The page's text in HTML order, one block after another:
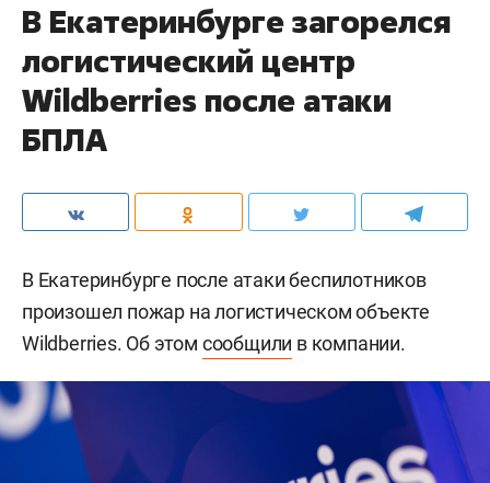
В Екатеринбурге загорелся
логистический центр
Wildberries после атаки
БПЛА
В Екатеринбурге после атаки беспилотников
произошел пожар на логистическом объекте
Wildberries. Об этом сообщили в компании.